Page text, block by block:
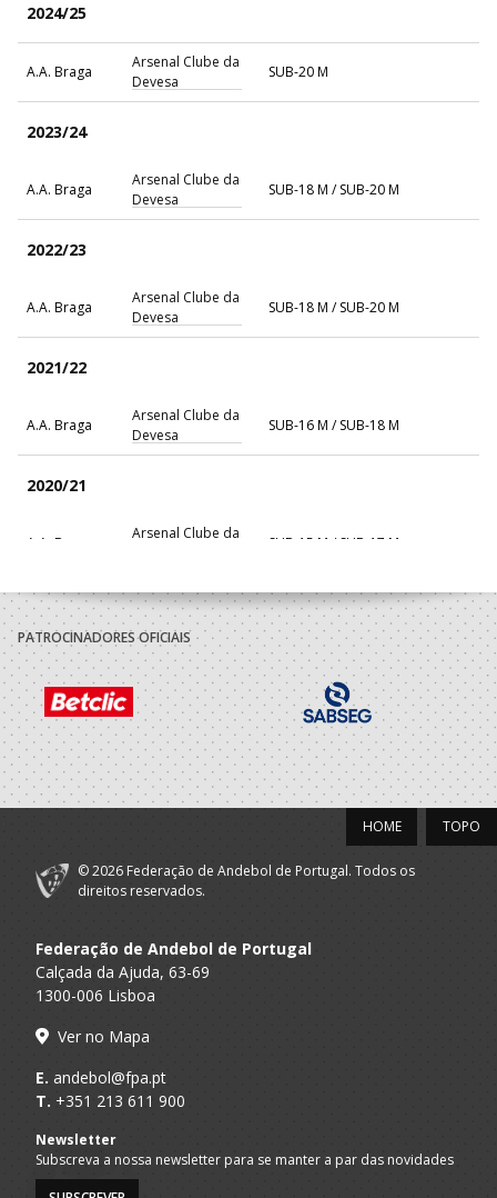
2024/25
A.A. Braga
Arsenal Clube da
Devesa
SUB-20 M
2023/24
A.A. Braga
Arsenal Clube da
Devesa
SUB-18 M / SUB-20 M
2022/23
A.A. Braga
Arsenal Clube da
Devesa
SUB-18 M / SUB-20 M
2021/22
A.A. Braga
Arsenal Clube da
Devesa
SUB-16 M / SUB-18 M
2020/21
A.A. Braga
Arsenal Clube da
SUB-15 M / SUB-17 M
2019/20
A.A. Braga
Arsenal Clube da
Devesa
Iniciados M / Juvenis M
2018/19
A.A. Braga
Arsenal Clube da
Devesa
Infantis M
PATROCINADORES OFICIAIS
TOPO
HOME
© 2026 Federação de Andebol de Portugal. Todos os
direitos reservados.
Federação de Andebol de Portugal
Calçada da Ajuda, 63-69
1300-006 Lisboa
Ver no Mapa
E. andebol@fpa.pt
T. +351 213 611 900
Newsletter
Subscreva a nossa newsletter para se manter a par das novidades